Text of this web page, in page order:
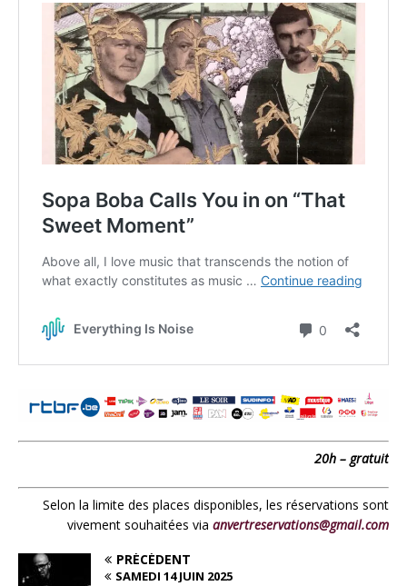
20h – gratuit
Selon la limite des places disponibles, les réservations sont
vivement souhaitées via anvertreservations@gmail.com
PRÉCÉDENT
SAMEDI 14 JUIN 2025